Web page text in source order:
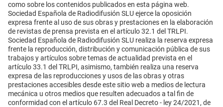
como sobre los contenidos publicados en esta página web.
Sociedad Española de Radiodifusión SLU ejerce la oposición
expresa frente al uso de sus obras y prestaciones en la elaboración
de revistas de prensa prevista en el artículo 32.1 del TRLPI.
Sociedad Española de Radiodifusión SLU realiza la reserva expresa
frente la reproducción, distribución y comunicación pública de sus
trabajos y artículos sobre temas de actualidad prevista en el
artículo 33.1 del TRLPI, asimismo, también realiza una reserva
expresa de las reproducciones y usos de las obras y otras
prestaciones accesibles desde este sitio web a medios de lectura
mecánica u otros medios que resulten adecuados a tal fin de
conformidad con el artículo 67.3 del Real Decreto - ley 24/2021, de